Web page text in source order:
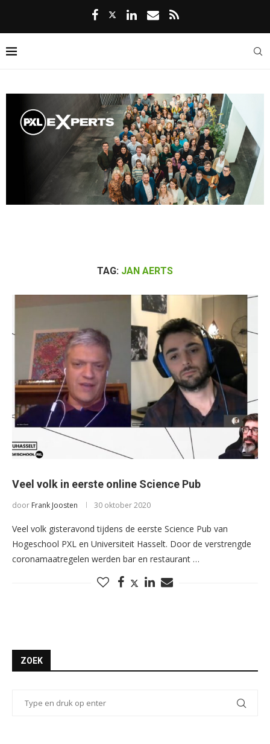
TAG: JAN AERTS
Veel volk in eerste online Science Pub
door Frank Joosten 30 oktober 2020
Veel volk gisteravond tijdens de eerste Science Pub van
Hogeschool PXL en Universiteit Hasselt. Door de verstrengde
coronamaatregelen werden bar en restaurant …
ZOEK